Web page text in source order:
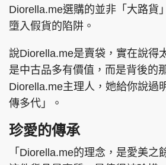
Diorella.me選購的並非「大路貨
墮入假貨的陷阱。
說Diorella.me是賣袋，實在說得
是中古品多有價值，而是背後的
Diorella.me主理人，她給你說過
傳多代」。
珍愛的傳承
「Diorella.me的理念，是愛美之